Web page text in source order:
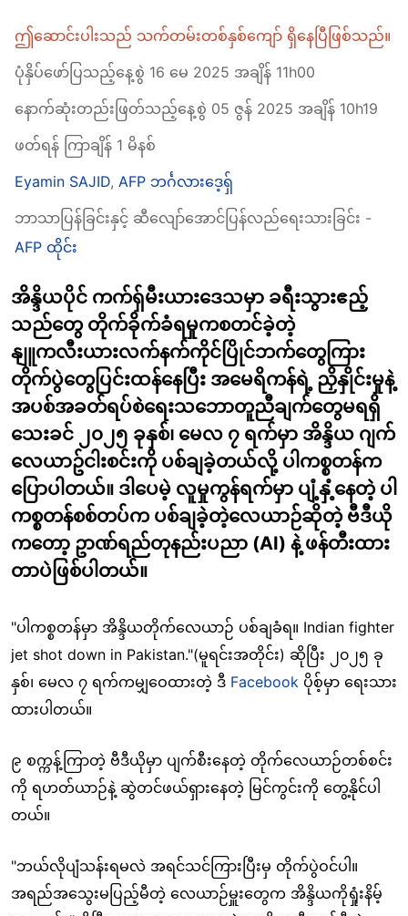
ဤဆောင်းပါးသည် သက်တမ်းတစ်နှစ်ကျော် ရှိနေပြီဖြစ်သည်။
ပုံနှိပ်ဖော်ပြသည့်နေ့စွဲ 16 မေ 2025 အချိန် 11h00
နောက်ဆုံးတည်းဖြတ်သည့်နေ့စွဲ 05 ဇွန် 2025 အချိန် 10h19
ဖတ်ရန် ကြာချိန် 1 မိနစ်
Eyamin SAJID, AFP ဘင်္ဂလားဒေ့ရှ်
ဘာသာပြန်ခြင်းနှင့် ဆီလျော်အောင်ပြန်လည်ရေးသားခြင်း -
AFP ထိုင်း
အိန္ဒိယပိုင် ကက်ရှ်မီးယားဒေသမှာ ခရီးသွားဧည့်
သည်တွေ တိုက်ခိုက်ခံရမှုကစတင်ခဲ့တဲ့
နျူကလီးယားလက်နက်ကိုင်ပြိုင်ဘက်တွေကြား
တိုက်ပွဲတွေပြင်းထန်နေပြီး အမေရိကန်ရဲ့ ညှိနှိုင်းမှုနဲ့
အပစ်အခတ်ရပ်စဲရေးသဘောတူညီချက်တွေမရရှိ
သေးခင် ၂၀၂၅ ခုနှစ်၊ မေလ ၇ ရက်မှာ အိန္ဒိယ ဂျက်
လေယာဥ်ငါးစင်းကို ပစ်ချခဲ့တယ်လို့ ပါကစ္စတန်က
ပြောပါတယ်။ ဒါပေမဲ့ လူမှုကွန်ရက်မှာ ပျံ့နှံ့နေတဲ့ ပါ
ကစ္စတန်စစ်တပ်က ပစ်ချခဲ့တဲ့လေယာဉ်ဆိုတဲ့ ဗီဒီယို
ကတော့ ဥာဏ်ရည်တုနည်းပညာ (AI) နဲ့ ဖန်တီးထား
တာပဲဖြစ်ပါတယ်။
"ပါကစ္စတန်မှာ အိန္ဒိယတိုက်လေယာဉ် ပစ်ချခံရ။ Indian fighter
jet shot down in Pakistan."(မူရင်းအတိုင်း) ဆိုပြီး ၂၀၂၅ ခု
နှစ်၊ မေလ ၇ ရက်ကမျှဝေထားတဲ့ ဒီ Facebook ပိုစ့်မှာ ရေးသား
ထားပါတယ်။
၉ စက္ကန့်ကြာတဲ့ ဗီဒီယိုမှာ ပျက်စီးနေတဲ့ တိုက်လေယာဉ်တစ်စင်း
ကို ရဟတ်ယာဉ်နဲ့ ဆွဲတင်ဖယ်ရှားနေတဲ့ မြင်ကွင်းကို တွေ့နိုင်ပါ
တယ်။
"ဘယ်လိုပျံသန်းရမလဲ အရင်သင်ကြားပြီးမှ တိုက်ပွဲဝင်ပါ။
အရည်အသွေးမပြည့်မီတဲ့ လေယာဉ်မှူးတွေက အိန္ဒိယကိုရှုံးနိမ့်